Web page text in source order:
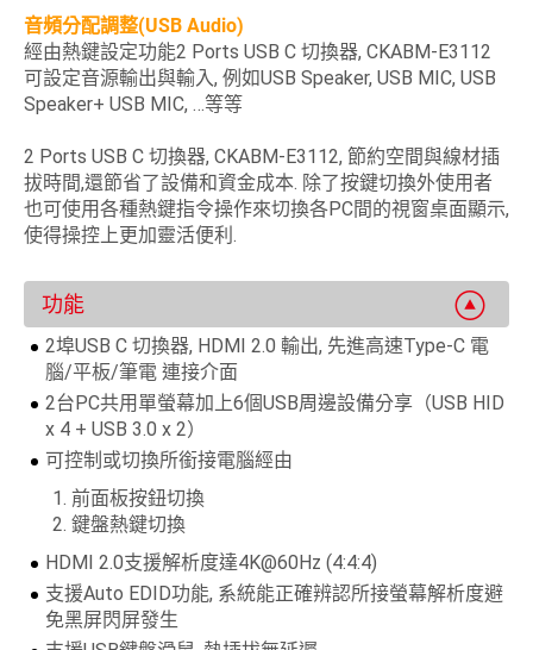
音頻分配調整(USB Audio)
經由熱鍵設定功能2 Ports USB C 切換器, CKABM-E3112
可設定音源輸出與輸入, 例如USB Speaker, USB MIC, USB
Speaker+ USB MIC, …等等
2 Ports USB C 切換器, CKABM-E3112, 節約空間與線材插
拔時間,還節省了設備和資金成本. 除了按鍵切換外使用者
也可使用各種熱鍵指令操作來切換各PC間的視窗桌面顯示,
使得操控上更加靈活便利.
功能
2埠USB C 切換器, HDMI 2.0 輸出, 先進高速Type-C 電
腦/平板/筆電 連接介面
2台PC共用單螢幕加上6個USB周邊設備分享（USB HID
x 4 + USB 3.0 x 2）
可控制或切換所銜接電腦經由
前面板按鈕切換
鍵盤熱鍵切換
HDMI 2.0支援解析度達4K@60Hz (4:4:4)
支援Auto EDID功能, 系統能正確辨認所接螢幕解析度避
免黑屏閃屏發生